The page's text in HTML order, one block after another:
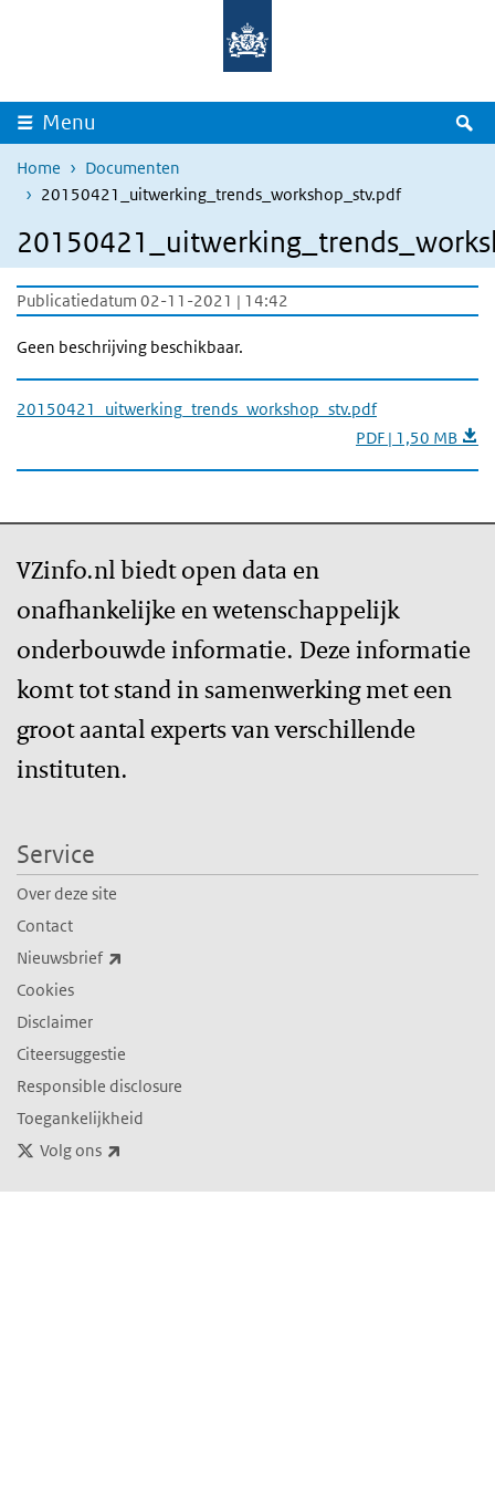
Overslaan en naar de inhoud gaan
Menu
Home
Documenten
20150421_uitwerking_trends_workshop_stv.pdf
Publicatiedatum 02-11-2021 | 14:42
Geen beschrijving beschikbaar.
20150421_uitwerking_trends_workshop_stv.pdf
PDF | 1,50 MB
VZinfo.nl biedt open data en
onafhankelijke en wetenschappelijk
onderbouwde informatie. Deze informatie
komt tot stand in samenwerking met een
groot aantal experts van verschillende
instituten.
Service
Over deze site
Contact
Nieuwsbrief
Cookies
Disclaimer
Citeersuggestie
Responsible disclosure
Toegankelijkheid
Volg ons